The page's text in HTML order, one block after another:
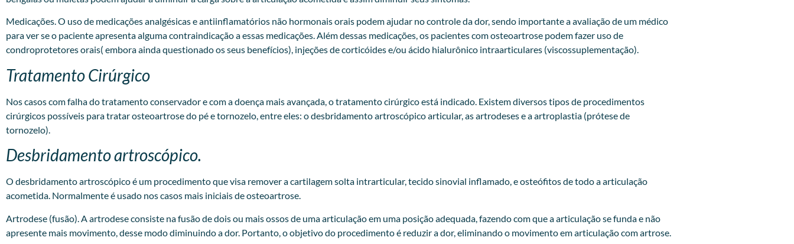
Medicações. O uso de medicações analgésicas e antiinflamatórios não hormonais orais podem ajudar no controle da dor, sendo importante a avaliação de um médico
para ver se o paciente apresenta alguma contraindicação a essas medicações. Além dessas medicações, os pacientes com osteoartrose podem fazer uso de
condroprotetores orais( embora ainda questionado os seus benefícios), injeções de corticóides e/ou ácido hialurônico intraarticulares (viscossuplementação).
Tratamento Cirúrgico
Nos casos com falha do tratamento conservador e com a doença mais avançada, o tratamento cirúrgico está indicado. Existem diversos tipos de procedimentos
cirúrgicos possíveis para tratar osteoartrose do pé e tornozelo, entre eles: o desbridamento artroscópico articular, as artrodeses e a artroplastia (prótese de
tornozelo).
Desbridamento artroscópico.
O desbridamento artroscópico é um procedimento que visa remover a cartilagem solta intrarticular, tecido sinovial inflamado, e osteófitos de todo a articulação
acometida. Normalmente é usado nos casos mais iniciais de osteoartrose.
Artrodese (fusão). A artrodese consiste na fusão de dois ou mais ossos de uma articulação em uma posição adequada, fazendo com que a articulação se funda e não
apresente mais movimento, desse modo diminuindo a dor. Portanto, o objetivo do procedimento é reduzir a dor, eliminando o movimento em articulação com artrose.